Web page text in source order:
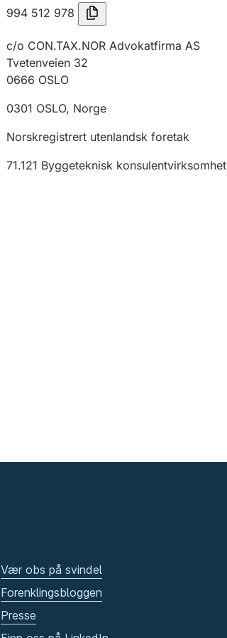
994 512 978
c/o CON.TAX.NOR Advokatfirma AS
Tvetenveien 32
0666 OSLO
0301 OSLO, Norge
Norskregistrert utenlandsk foretak
71.121 Byggeteknisk konsulentvirksomhet
Vær obs på svindel
Forenklingsbloggen
Presse